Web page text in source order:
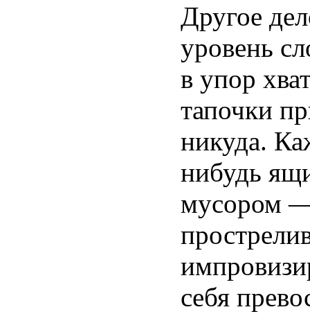
Другое
уровень
в упор
тапочки
никуда.
нибудь
мусором —
себя